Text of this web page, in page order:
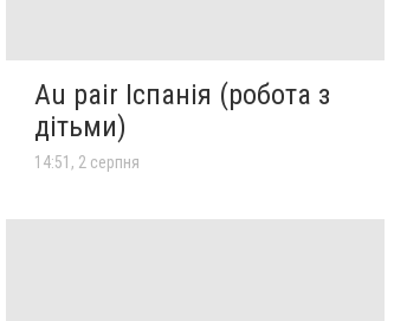
Au pair Іспанія (робота з
дітьми)
14:51, 2 серпня